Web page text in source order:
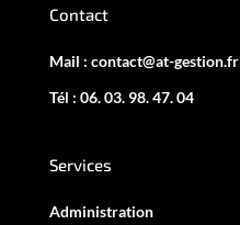
Contact
Mail : contact@at-gestion.fr
Tél : 06. 03. 98. 47. 04
Services
Administration